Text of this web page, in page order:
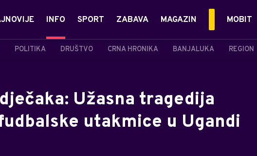
INFO
POLITIKA DRUŠTVO CRNA HRONIKA BANJALUKA REGION
SPORT ZABAVA MAGAZIN MOBIT
Užasna tragedija
utakmice u Ugandi